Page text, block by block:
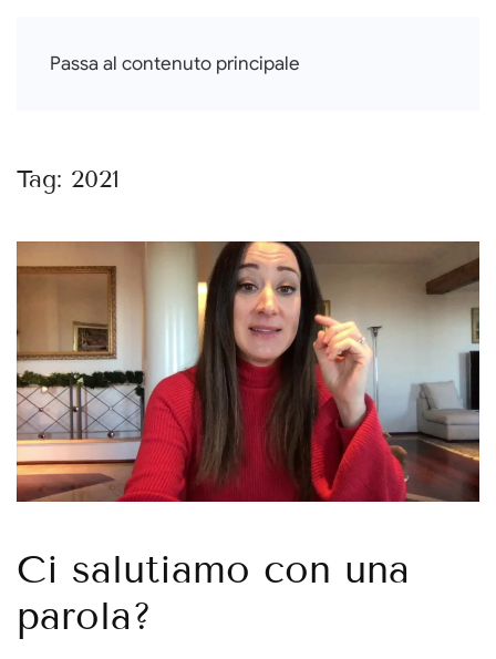
Passa al contenuto principale
Francesca Di Falco
Tag: 2021
Ci salutiamo con una
parola?